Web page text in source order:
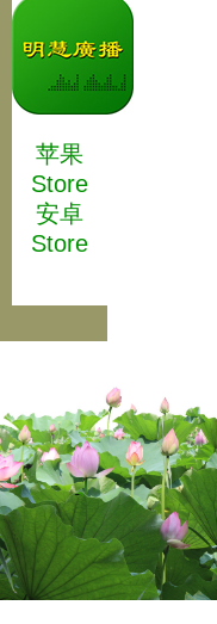
苹果
Store
安卓
Store